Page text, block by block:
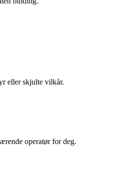
eller skjulte vilkår.
operatør for deg.